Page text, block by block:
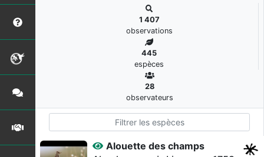
1 407
observations
445
espèces
28
observateurs
Alouette des champs